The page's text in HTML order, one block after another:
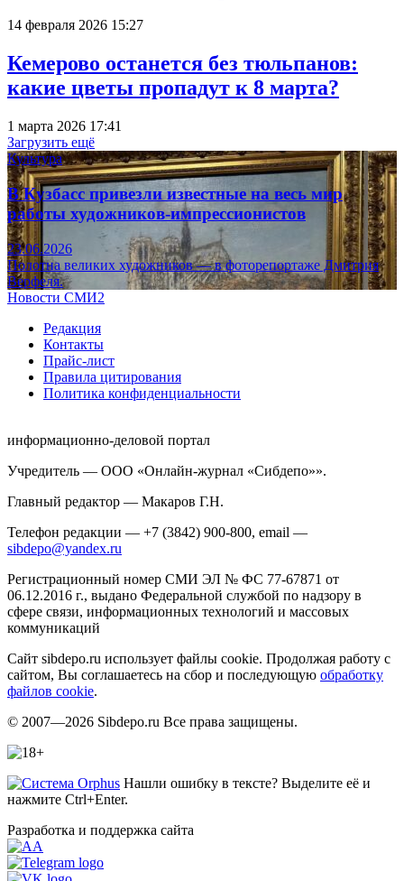
14 февраля 2026 15:27
Кемерово останется без тюльпанов:
какие цветы пропадут к 8 марта?
1 марта 2026 17:41
Загрузить ещё
Культура
В Кузбасс привезли известные на весь мир
работы художников-импрессионистов
23.06.2026
Полотна великих художников — в фоторепортаже Дмитрия
Верфеля.
Новости СМИ2
Редакция
Контакты
Прайс-лист
Правила цитирования
Политика конфиденциальности
информационно-деловой портал
Учредитель — ООО «Онлайн-журнал «Сибдепо»».
Главный редактор — Макаров Г.Н.
Телефон редакции — +7 (3842) 900-800, email —
sibdepo@yandex.ru
Регистрационный номер СМИ ЭЛ № ФС 77-67871 от
06.12.2016 г., выдано Федеральной службой по надзору в
сфере связи, информационных технологий и массовых
коммуникаций
Сайт sibdepo.ru использует файлы cookie. Продолжая работу с
сайтом, Вы соглашаетесь на сбор и последующую обработку
файлов cookie.
© 2007—2026 Sibdepo.ru Все права защищены.
Нашли ошибку в тексте? Выделите её и
нажмите Ctrl+Enter.
Разработка и поддержка сайта